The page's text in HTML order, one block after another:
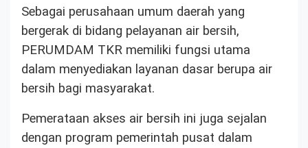
Sebagai perusahaan umum daerah yang
bergerak di bidang pelayanan air bersih,
PERUMDAM TKR memiliki fungsi utama
dalam menyediakan layanan dasar berupa air
bersih bagi masyarakat.
Pemerataan akses air bersih ini juga sejalan
dengan program pemerintah pusat dalam